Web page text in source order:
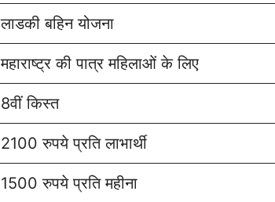
लाडकी बहिन योजना
महाराष्ट्र की पात्र महिलाओं के लिए
8वीं किस्त
2100 रुपये प्रति लाभार्थी
1500 रुपये प्रति महीना